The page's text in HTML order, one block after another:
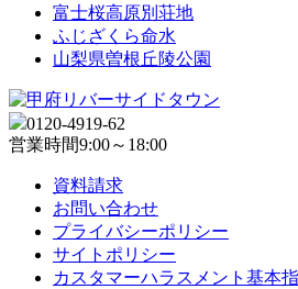
富士桜高原別荘地
ふじざくら命水
山梨県曽根丘陵公園
0120-4919-62
営業時間9:00～18:00
資料請求
お問い合わせ
プライバシーポリシー
サイトポリシー
カスタマーハラスメント基本